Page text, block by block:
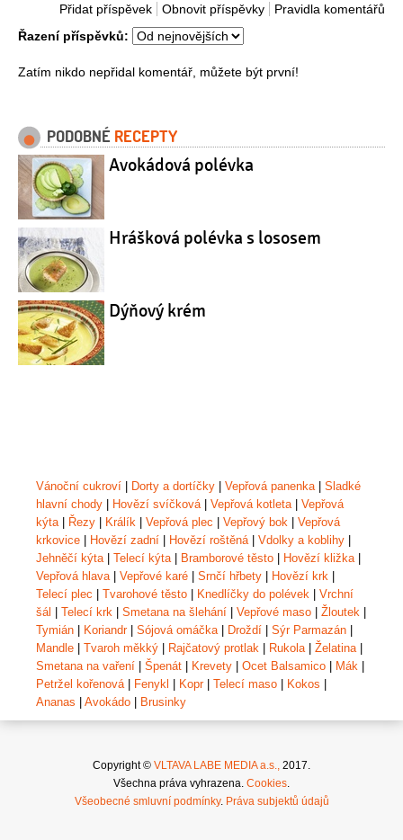
Pravidla komentářů
Obnovit příspěvky
Přidat příspěvek
Řazení příspěvků:
Zatím nikdo nepřidal komentář, můžete být první!
PODOBNÉ RECEPTY
Avokádová polévka
Hrášková polévka s lososem
Dýňový krém
Vánoční cukroví | Dorty a dortíčky | Vepřová panenka | Sladké
hlavní chody | Hovězí svíčková | Vepřová kotleta | Vepřová
kýta | Řezy | Králík | Vepřová plec | Vepřový bok | Vepřová
krkovice | Hovězí zadní | Hovězí roštěná | Vdolky a koblihy |
Jehněčí kýta | Telecí kýta | Bramborové těsto | Hovězí kližka |
Vepřová hlava | Vepřové karé | Srnčí hřbety | Hovězí krk |
Telecí plec | Tvarohové těsto | Knedlíčky do polévek | Vrchní
šál | Telecí krk | Smetana na šlehání | Vepřové maso | Žloutek |
Tymián | Koriandr| Sójová omáčka | Droždí | Sýr Parmazán |
Mandle | Tvaroh měkký | Rajčatový protlak | Rukola | Želatina |
Smetana na vaření | Špenát | Krevety | Ocet Balsamico | Mák |
Petržel kořenová | Fenykl | Kopr| Telecí maso | Kokos |
Ananas | Avokádo | Brusinky
Copyright © VLTAVA LABE MEDIA a.s.,
2017.
Všechna práva vyhrazena. Cookies
Všeobecné smluvní podmínky. Práva subjektů údajů